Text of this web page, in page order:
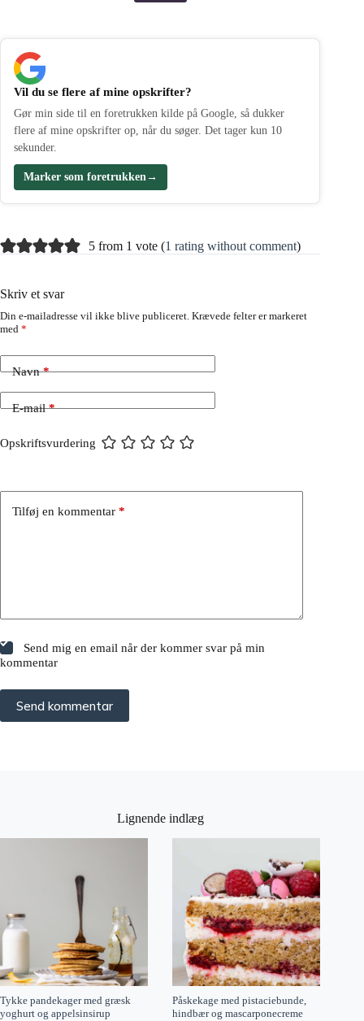
Vil du se flere af mine opskrifter?
Gør min side til en foretrukken kilde på Google, så dukker
flere af mine opskrifter op, når du søger. Det tager kun 10
sekunder.
Marker som foretrukken→
5 from 1 vote (1 rating without comment)
Skriv et svar
Din e-mailadresse vil ikke blive publiceret. Krævede felter er markeret
med *
Navn*
E-mail*
Opskriftsvurdering
Tilføj en kommentar *
Send mig en email når der kommer svar på min
kommentar
Send kommentar
Lignende indlæg
Tykke pandekager med græsk
yoghurt og appelsinsirup
Påskekage med pistaciebunde,
hindbær og mascarponecreme